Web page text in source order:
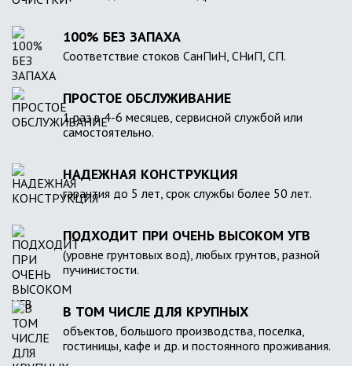
100% БЕЗ ЗАПАХА
Соответствие стоков СанПиН, СНиП, СП.
ПРОСТОЕ ОБСЛУЖИВАНИЕ
1 раз в 4-6 месяцев, сервисной службой или
самостоятельно.
НАДЕЖНАЯ КОНСТРУКЦИЯ
гарантия до 5 лет, срок службы более 50 лет.
ПОДХОДИТ ПРИ ОЧЕНЬ ВЫСОКОМ УГВ
(уровне грунтовых вод), любых грунтов, разной
пучинистости.
В ТОМ ЧИСЛЕ ДЛЯ КРУПНЫХ
объектов, большого производства, поселка,
гостиницы, кафе и др. и постоянного проживания.